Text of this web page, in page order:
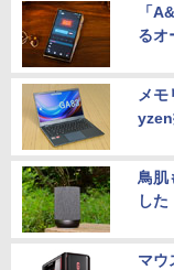
「
るオ
メ
鳥肌
した
マウ